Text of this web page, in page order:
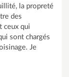
la propreté
des
ceux qui
sont chargés
Je